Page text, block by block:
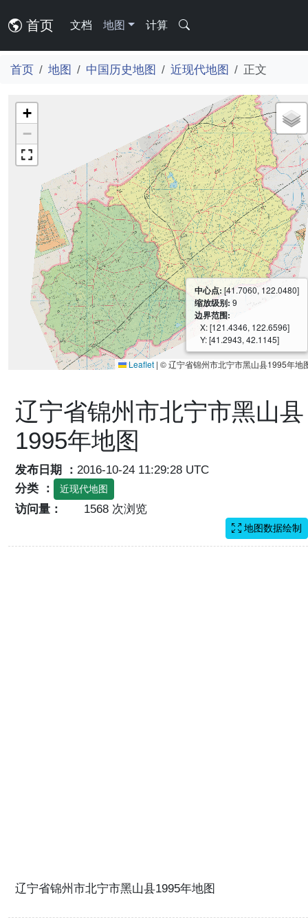
首页 文档 地图 计算
首页 地图 中国历史地图 近现代地图 正文
+
−
中心点:[41.7060, 122.0480]
缩放级别:9
边界范围:
X: [121.4346, 122.6596]
Y: [41.2943, 42.1145]
Leaflet | © 辽宁省锦州市北宁市黑山县1995年地
辽宁省锦州市北宁市黑山县
1995年地图
发布日期 ： 2016-10-24 11:29:28 UTC
分类 ：
近现代地图
访问量： 1568 次浏览
地图数据绘制
辽宁省锦州市北宁市黑山县1995年地图